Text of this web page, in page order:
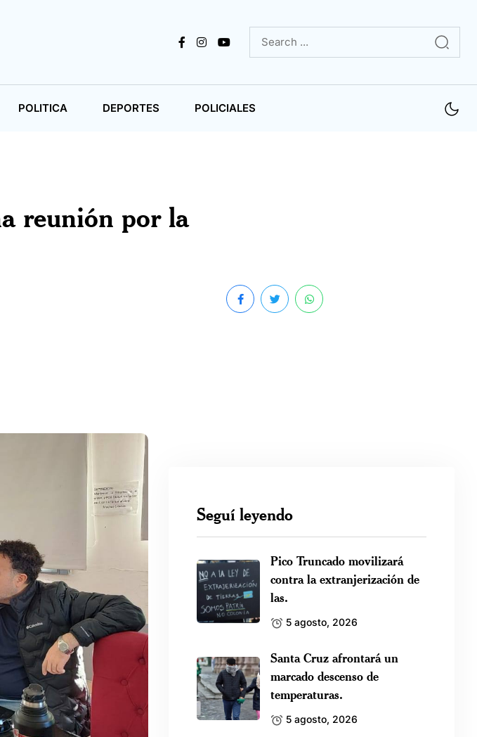
POLITICA DEPORTES POLICIALES
reunión por la
Seguí leyendo
Pico Truncado movilizará
contra la extranjerización de
las.
5 agosto, 2026
Santa Cruz afrontará un
marcado descenso de
temperaturas.
5 agosto, 2026